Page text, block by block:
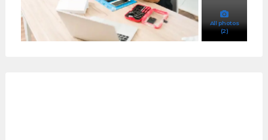
All photos
(2)